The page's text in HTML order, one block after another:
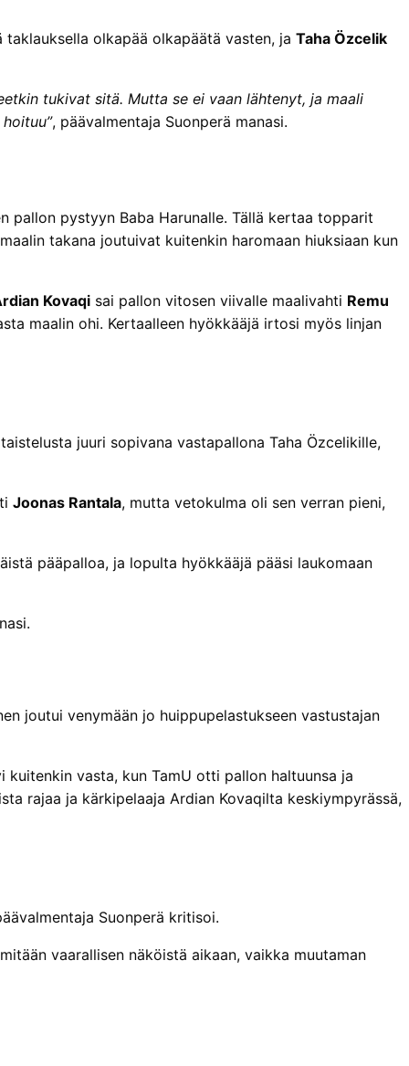
olkapää olkapäätä vasten, ja Taha Özcelik
tukivat sitä. Mutta se ei vaan lähtenyt, ja maali
, päävalmentaja Suonperä manasi.
pallon pystyyn Baba Harunalle. Tällä kertaa topparit
takana joutuivat kuitenkin haromaan hiuksiaan kun
Kovaqi sai pallon vitosen viivalle maalivahti Remu
maalin ohi. Kertaalleen hyökkääjä irtosi myös linjan
juuri sopivana vastapallona Taha Özcelikille,
Joonas Rantala, mutta vetokulma oli sen verran pieni,
pääpalloa, ja lopulta hyökkääjä pääsi laukomaan
joutui venymään jo huippupelastukseen vastustajan
vasta, kun TamU otti pallon haltuunsa ja
rajaa ja kärkipelaaja Ardian Kovaqilta keskiympyrässä,
Suonperä kritisoi.
vaarallisen näköistä aikaan, vaikka muutaman